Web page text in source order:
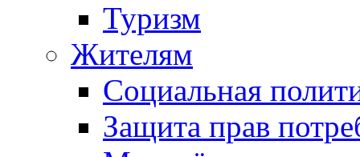
Туризм
Жителям
Социальная
Защита прав